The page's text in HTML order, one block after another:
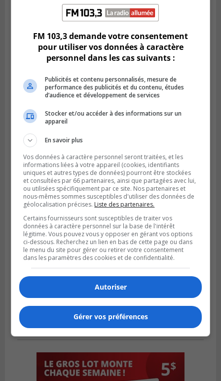
Publié le 18 juillet 2026 à 10h00
Deux projets scolaires pourront
Publié le 18 juillet 2026 à 07h58
Le parc Poly-aréna de Brossard va vibrer
en début août
FM 103,3 demande votre consentement
pour utiliser vos données à caractère
personnel dans les cas suivants :
Publicités et contenu personnalisés, mesure de
performance des publicités et du contenu, études
d’audience et développement de services
Stocker et/ou accéder à des informations sur un
appareil
En savoir plus
Vos données à caractère personnel seront traitées, et les
informations liées à votre appareil (cookies, identifiants
uniques et autres types de données) pourront être stockées
et consultées par 66 partenaires, ainsi que partagées avec lui,
ou utilisées spécifiquement par ce site. Nos partenaires et
nous-mêmes sommes susceptibles d'utiliser des données de
géolocalisation précises. Liste des partenaires.
Certains fournisseurs sont susceptibles de traiter vos
données à caractère personnel sur la base de l'intérêt
légitime. Vous pouvez vous y opposer en gérant vos options
ci-dessous. Recherchez un lien en bas de cette page ou dans
le menu du site pour gérer ou retirer votre consentement
dans les paramètres des cookies et de confidentialité.
Autoriser
Gérer vos préférences